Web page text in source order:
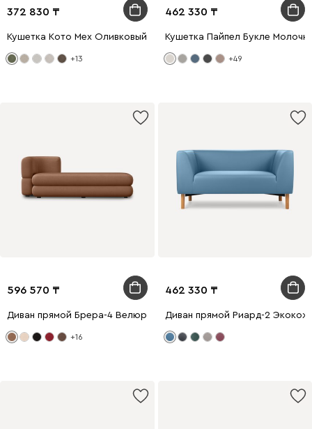
372 830
Кушетка Кото Мех Оливковый
+13
462 330
Кушетка Пайпел Букле
+49
596 570
Диван прямой Брера-4 Велюр Карамельный
+16
462 330
Диван прямой Риард-2